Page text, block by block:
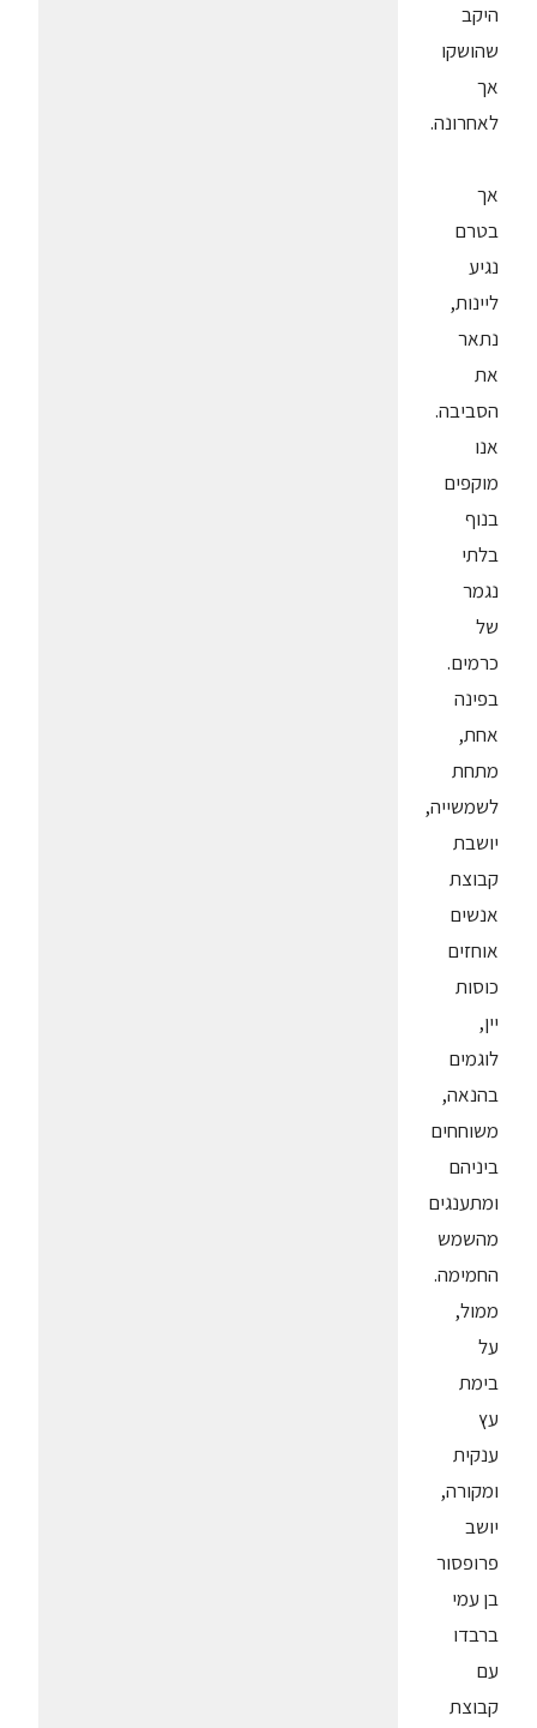
היקב
שהושקו
אך
לאחרונה.
אך
בטרם
נגיע
ליינות,
נתאר
את
הסביבה.
אנו
מוקפים
בנוף
בלתי
נגמר
של
כרמים.
בפינה
אחת,
מתחת
לשמשייה,
יושבת
קבוצת
אנשים
אוחזים
כוסות
יין,
לוגמים
בהנאה,
משוחחים
ביניהם
ומתענגים
מהשמש
החמימה.
ממול,
על
בימת
עץ
ענקית
ומקורה,
יושב
פרופסור
בן עמי
ברבדו
עם
קבוצת